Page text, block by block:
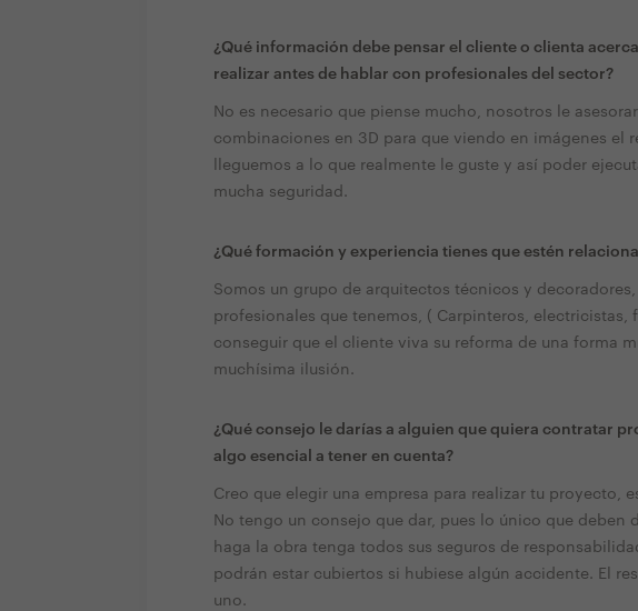
¿Qué información debe pensar el cliente o clienta
realizar antes de hablar con profesionales del sector?
No es necesario que piense mucho, nosotros le
combinaciones en 3D para que viendo en imágenes el
lleguemos a lo que realmente le guste y así poder
mucha seguridad.
¿Qué formación y experiencia tienes que estén
Somos un grupo de arquitectos técnicos y
profesionales que tenemos, ( Carpinteros, electricistas,
conseguir que el cliente viva su reforma de una forma
muchísima ilusión.
¿Qué consejo le darías a alguien que quiera contratar
algo esencial a tener en cuenta?
Creo que elegir una empresa para realizar tu proyecto,
No tengo un consejo que dar, pues lo único que deben
haga la obra tenga todos sus seguros de
podrán estar cubiertos si hubiese algún accidente. El
uno.